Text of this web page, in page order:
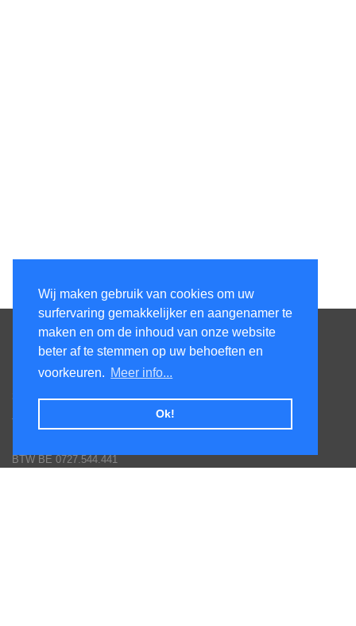
Wij maken gebruik van cookies om uw
surfervaring gemakkelijker en aangenamer te
maken en om de inhoud van onze website
beter af te stemmen op uw behoeften en
voorkeuren. Meer info...
Ok!
Contacteer ons
Honsdonkstraat 25A
3120 Tremelo
Tel. 016/60.93.00 - 0475/620.520
BTW BE 0727.544.441